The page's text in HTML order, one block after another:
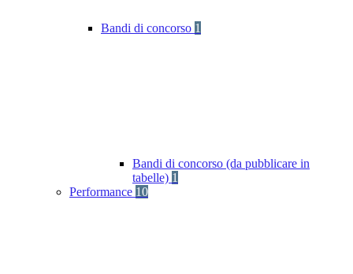
Bandi di concorso 1
Bandi di concorso (da pubblicare in
tabelle) 1
Performance 10